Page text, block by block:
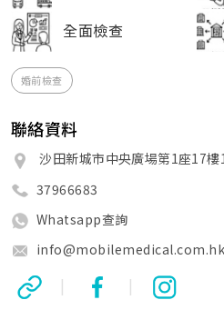
全面檢查
婚前檢查
聯絡資料
沙田新城市中央廣場第1座17
37966683
Whatsapp查詢
info@mobilemedical.com.hk
| |